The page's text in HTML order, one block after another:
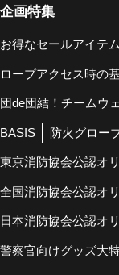
企画特集
お得なセールアイテム
ロープアクセス時の
団de団結！チームウ
BASIS 防火グロー
東京消防協会公認オ
全国消防協会公認オ
日本消防協会公認オ
警察官向けグッズ大